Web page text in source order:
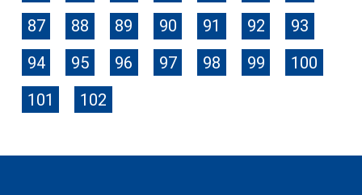
87
88 89 90 91 92
93
94
95 96 97 98 99
100
101
102